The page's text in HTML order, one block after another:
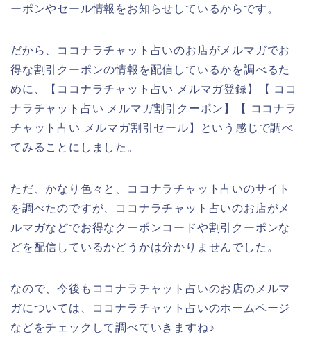
ーポンやセール情報をお知らせしているからです。
だから、ココナラチャット占いのお店がメルマガでお
得な割引クーポンの情報を配信しているかを調べるた
めに、【ココナラチャット占い メルマガ登録】【 ココ
ナラチャット占い メルマガ割引クーポン】【 ココナラ
チャット占い メルマガ割引セール】という感じで調べ
てみることにしました。
ただ、かなり色々と、ココナラチャット占いのサイト
を調べたのですが、ココナラチャット占いのお店がメ
ルマガなどでお得なクーポンコードや割引クーポンな
どを配信しているかどうかは分かりませんでした。
なので、今後もココナラチャット占いのお店のメルマ
ガについては、ココナラチャット占いのホームページ
などをチェックして調べていきますね♪